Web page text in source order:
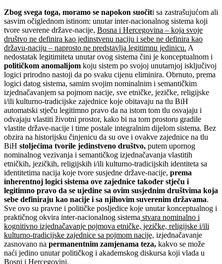
Zbog svega toga, moramo se napokon suočiti sa zastrašujućom ali
sasvim očiglednom istinom: unutar inter-nacionalnog sistema koji
tvore suverene države-nacije, Bosna i Hercegovina – koja svoje
društvo ne definira kao jedinstvenu naciju i sebe ne definira kao
državu-naciju – naprosto ne predstavlja legitimnu jedinicu. A
nedostatak legitimiteta unutar ovog sistema čini je konceptualnom i
političkom anomalijom koju sistem po svojoj unutarnjoj isključivoj
logici prirodno nastoji da po svaku cijenu eliminira. Obrnuto, prema
logici datog sistema, samim svojim nominalnim i semantičkim
izjednačavanjem sa pojmom nacije, sve etničke, jezičke, religijske
i/ili kulturno-tradicijske zajednice koje obitavaju na tlu BiH
automatski stječu legitimno pravo da na istom tom tlu osvajaju i
odvajaju vlastiti životni prostor, kako bi na tom prostoru gradile
vlastite države-nacije i time postale integralnim dijelom sistema. Bez
obzira na historijsku činjenicu da su ove i ovakve zajednice na tlu
BiH stoljećima tvorile jedinstveno društvo, putem upornog
nominalnog vezivanja i semantičkog izjednačavanja vlastitih
etničkih, jezičkih, religijskih i/ili kulturno-tradicijskih identiteta sa
identitetima nacija koje tvore susjedne države-nacije, prema
inherentnoj logici sistema ove zajednice također stječu i
legitimno pravo da se ujedine sa ovim susjednim društvima koja
sebe definiraju kao nacije i sa njihovim suverenim državama.
Sve ovo su pravne i političke posljedice koje unutar konceptualnog i
praktičnog okvira inter-nacionalnog sistema stvara nominalno i
kognitivno izjednačavanje pojmova etničke, jezičke, religijske i/ili
kulturno-tradicijske zajednice sa pojmom nacije, izjednačavanje
zasnovano na permanentnim zamjenama teza, kakvo se može
naći jedino unutar političkog i akademskog diskursa koji vlada u
Bosni i Hercegovini.